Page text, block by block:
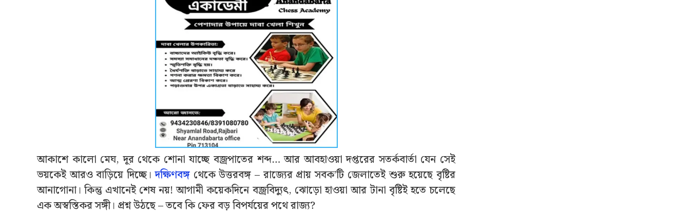
আকাশে কালো মেঘ, দূর থেকে শোনা যাচ্ছে বজ্রপাতের শব্দ… আর আবহাওয়া দপ্তরের সতর্কবার্তা যেন সেই
ভয়কেই আরও বাড়িয়ে দিচ্ছে।দক্ষিণবঙ্গ থেকে উত্তরবঙ্গ – রাজ্যের প্রায় সবক’টি জেলাতেই শুরু হয়েছে বৃষ্টির
আনাগোনা। কিন্তু এখানেই শেষ নয়! আগামী কয়েকদিনে বজ্রবিদ্যুৎ, ঝোড়ো হাওয়া আর টানা বৃষ্টিই হতে চলেছে
এক অস্বস্তিকর সঙ্গী। প্রশ্ন উঠছে – তবে কি ফের বড় বিপর্যয়ের পথে রাজ্য?